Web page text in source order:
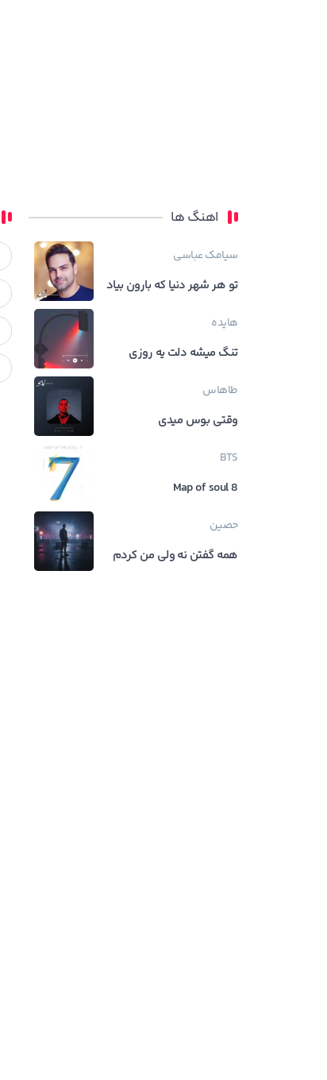
اهنگ ها
سیامک عباسی
تو هر شهر دنیا که بارون بیاد
هایده
تنگ میشه دلت یه روزی
طاهاس
وقتی بوس میدی
BTS
Map of soul 8
حصین
همه گفتن نه ولی من کردم